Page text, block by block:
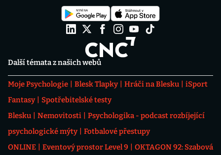
Další témata z našich webů
Moje Psychologie Blesk Tlapky Hráči na Blesku
iSport
Fantasy
Spotřebitelské testy
Blesku
Nemovitosti
Psychologika - podcast rozbíjející
psychologické mýty
Fotbalové přestupy
ONLINE
Eventový prostor Level 9
OKTAGON 92: Szabová